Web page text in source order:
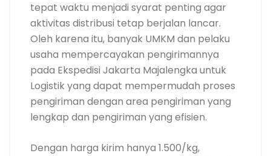
tepat waktu menjadi syarat penting agar
aktivitas distribusi tetap berjalan lancar.
Oleh karena itu, banyak UMKM dan pelaku
usaha mempercayakan pengirimannya
pada Ekspedisi Jakarta Majalengka untuk
Logistik yang dapat mempermudah proses
pengiriman dengan area pengiriman yang
lengkap dan pengiriman yang efisien.
Dengan harga kirim hanya 1.500/kg,